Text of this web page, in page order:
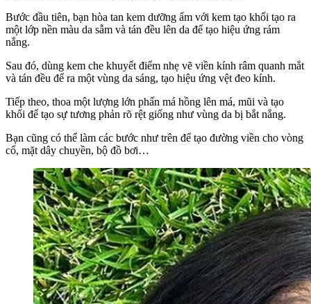
Bước đầu tiên, bạn hòa tan kem dưỡng ẩm với kem tạo khối tạo ra
một lớp nền màu da sẫm và tán đều lên da để tạo hiệu ứng rám
nắng.
Sau đó, dùng kem che khuyết điểm nhẹ vẽ viền kính râm quanh mắt
và tán đều để ra một vùng da sáng, tạo hiệu ứng vệt đeo kính.
Tiếp theo, thoa một lượng lớn phấn má hồng lên má, mũi và tạo
khối để tạo sự tương phản rõ rệt giống như vùng da bị bắt nắng.
Bạn cũng có thể làm các bước như trên để tạo đường viền cho vòng
cổ, mặt dây chuyền, bộ đồ bơi…